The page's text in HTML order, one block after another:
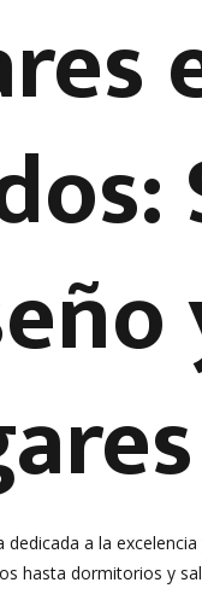
a la
hasta dormitorios y